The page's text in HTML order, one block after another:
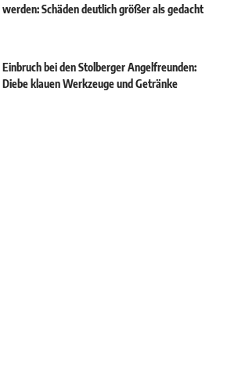
werden: Schäden deutlich größer als gedacht
Einbruch bei den Stolberger Angelfreunden:
Diebe klauen Werkzeuge und Getränke